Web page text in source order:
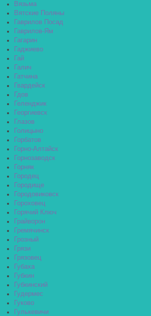
Вязьма
Вятские Поляны
Гаврилов Посад
Гаврилов-Ям
Гагарин
Гаджиево
Гай
Галич
Гатчина
Гвардейск
Гдов
Геленджик
Георгиевск
Глазов
Голицыно
Горбатов
Горно-Алтайск
Горнозаводск
Горняк
Городец
Городище
Городовиковск
Гороховец
Горячий Ключ
Грайворон
Гремячинск
Грозный
Грязи
Грязовец
Губаха
Губкин
Губкинский
Гудермес
Гуково
Гулькевичи